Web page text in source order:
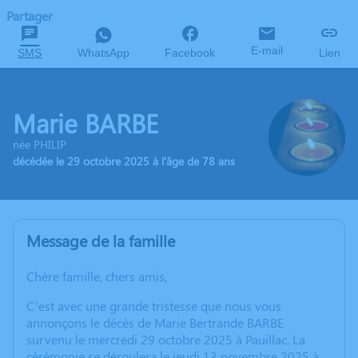
Partager
SMS WhatsApp Facebook E-mail Lien
Marie BARBE
née PHILIP
décédée le 29 octobre 2025 à l'âge de 78 ans
Message de la famille
Chère famille, chers amis,
C’est avec une grande tristesse que nous vous
annonçons le décès de Marie Bertrande BARBE
survenu le mercredi 29 octobre 2025 à Pauillac. La